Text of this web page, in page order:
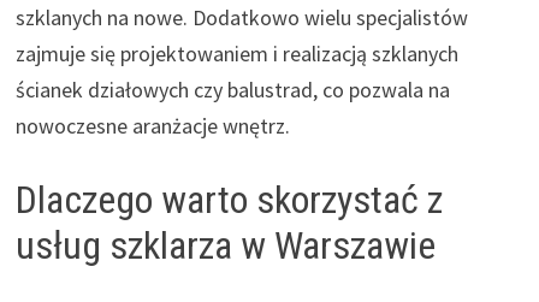
szklanych na nowe. Dodatkowo wielu specjalistów
zajmuje się projektowaniem i realizacją szklanych
ścianek działowych czy balustrad, co pozwala na
nowoczesne aranżacje wnętrz.
Dlaczego warto skorzystać z
usług szklarza w Warszawie